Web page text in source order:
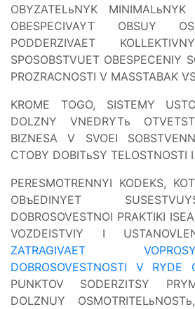
OBYZATELьNYK MINIMALьNYK
OBESPECIVAYT OBSUY
PODDERZIVAET
SPOSOBSTVUET OBESPECENIY
PROZRACNOSTI V MASSTABAK
KROME TOGO, SISTEMY
DOLZNY VNEDRYTь
BIZNESA V SVOEI
CTOBY DOBITьSY TELOSTNOSTI
PERESMOTRENNYI KODEKS,
OBъEDINYET
DOBROSOVESTNOI PRAKTIKI
VOZDEISTVIY I
ZATRAGIVAET
DOBROSOVESTNOSTI V RYDE
PUNKTOV SODERZITSY
DOLZNUY